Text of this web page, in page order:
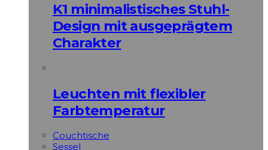
K1 minimalistisches Stuhl-
Design mit ausgeprägtem
Charakter
Leuchten mit flexibler
Farbtemperatur
Couchtische
Sessel